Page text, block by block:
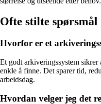
Ofte stilte spørsmål
Hvorfor er et
Et godt arkiveringssystem
enkle å finne. Det sparer tid,
arbeidsdag.
Hvordan velger jeg det